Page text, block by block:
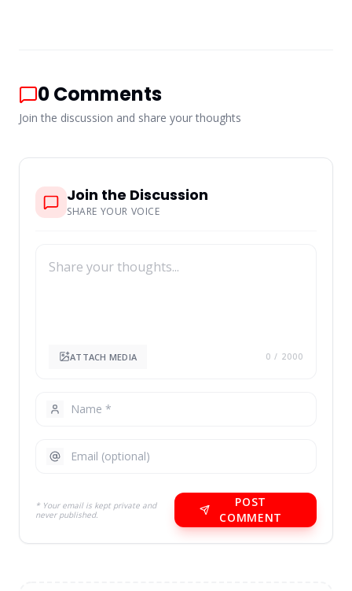
0Comments
Join the discussion and share your thoughts
Join the Discussion
SHARE YOUR VOICE
ATTACH MEDIA 0 / 2000
* Your email is kept private and
never published.
POST
COMMENT